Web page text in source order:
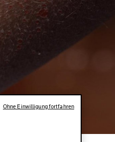
Ohne Einwilligung fortfahren